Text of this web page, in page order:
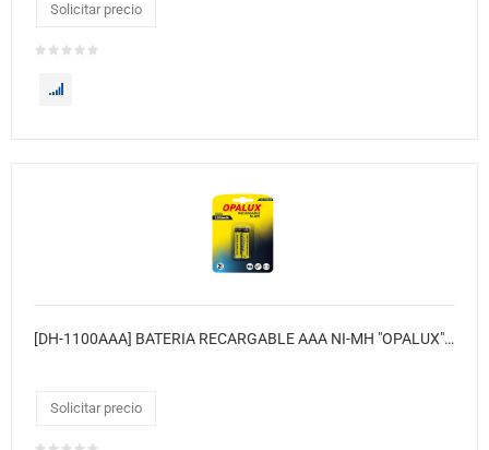
Solicitar precio
[DH-1100AAA] BATERIA RECARGABLE AAA NI-MH "OPALUX" 1100 MAH 1.2V. BLISTER X 2 / 12 BLISTER X CAJA / MASTER X 240 BLISTER
Solicitar precio